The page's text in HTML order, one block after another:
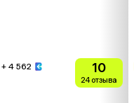
+ 4 562 10
24 отзыва